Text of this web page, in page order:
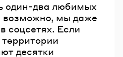
один-два любимых
возможно, мы даже
соцсетях. Если
территории
десятки